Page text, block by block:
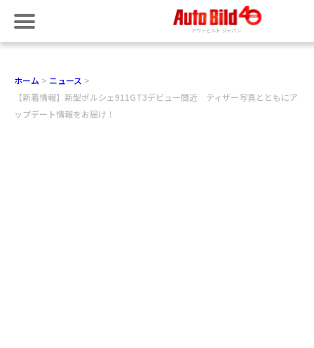
ホーム
ニュース
【新着情報】新型ポルシェ911GT3デビュー間近 ティザー写真とともにア
ップデート情報をお届け！